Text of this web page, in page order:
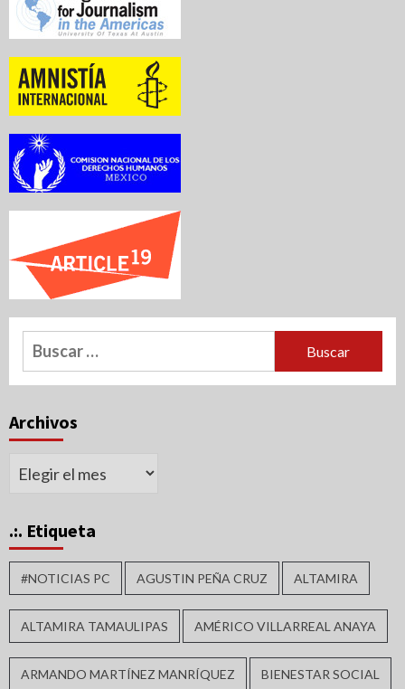
Buscar:
Archivos
Archivos
.:. Etiqueta
#NOTICIAS PC AGUSTIN PEÑA CRUZ ALTAMIRA
ALTAMIRA TAMAULIPAS AMÉRICO VILLARREAL ANAYA
ARMANDO MARTÍNEZ MANRÍQUEZ BIENESTAR SOCIAL